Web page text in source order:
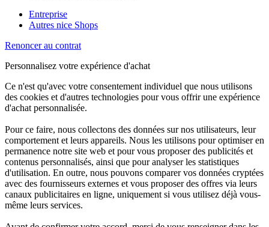
Entreprise
Autres nice Shops
Renoncer au contrat
Personnalisez votre expérience d'achat
Ce n'est qu'avec votre consentement individuel que nous utilisons
des cookies et d'autres technologies pour vous offrir une expérience
d'achat personnalisée.
Pour ce faire, nous collectons des données sur nos utilisateurs, leur
comportement et leurs appareils. Nous les utilisons pour optimiser en
permanence notre site web et pour vous proposer des publicités et
contenus personnalisés, ainsi que pour analyser les statistiques
d'utilisation. En outre, nous pouvons comparer vos données cryptées
avec des fournisseurs externes et vous proposer des offres via leurs
canaux publicitaires en ligne, uniquement si vous utilisez déjà vous-
même leurs services.